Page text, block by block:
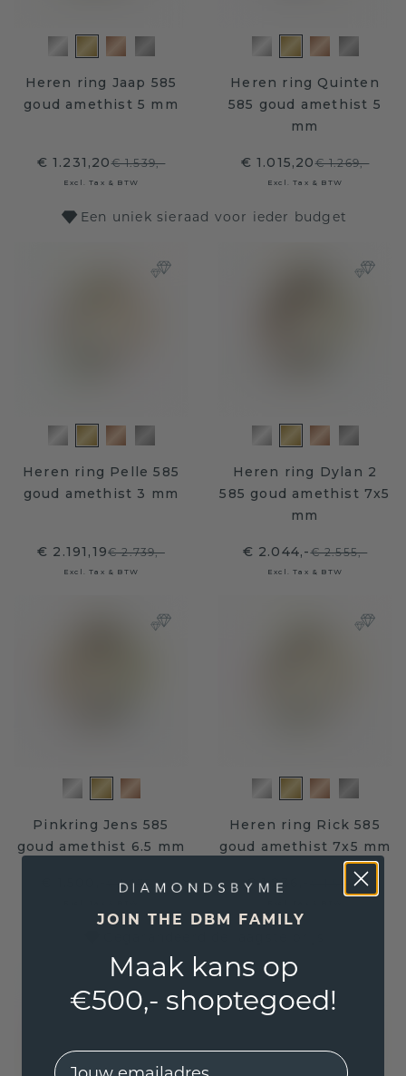
Heren ring Jaap 585
goud amethist 5 mm
€ 1.231,20€ 1.539,-
Excl. Tax & BTW
Heren ring Quinten
585 goud amethist 5
mm
€ 1.015,20€ 1.269,-
Excl. Tax & BTW
Een uniek sieraad voor ieder budget
Heren ring Pelle 585
goud amethist 3 mm
€ 2.191,19€ 2.739,-
Excl. Tax & BTW
Heren ring Dylan 2
585 goud amethist 7x5
mm
€ 2.044,-€ 2.555,-
Excl. Tax & BTW
Pinkring Jens 585
goud amethist 6.5 mm
€ 1.875,-
Heren ring Rick 585
goud amethist 7x5 mm
€ 1.236,- € 1.545,-
JOIN THE DBM FAMILY
Maak kans op
€500,- shoptegoed!
EMail